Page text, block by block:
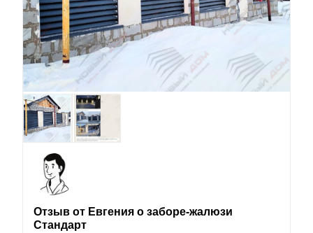
Отзыв от Евгения о заборе-жалюзи
Стандарт